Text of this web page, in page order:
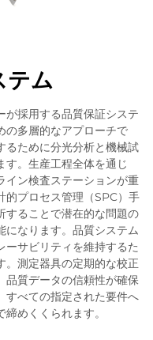
テム
が採用する品質保証システ
の多層的なアプローチで
るために分光分析と機械試
す。生産工程全体を通じ
イン検査ステーションが重
的プロセス管理（SPC）手
することで潜在的な問題の
になります。品質システム
ーサビリティを維持するた
。測定器具の定期的な校正
品質データの信頼性が確保
すべての指定された要件へ
めくくられます。